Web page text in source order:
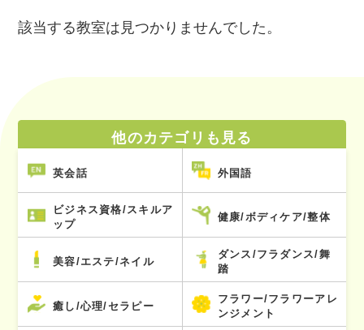
該当する教室は見つかりませんでした。
他のカテゴリも見る
英会話 外国語
ビジネス資格/スキルア
ップ
健康/ボディケア/整体
美容/エステ/ネイル
ダンス/フラダンス/舞
踏
癒し/心理/セラピー
フラワー/フラワーアレ
ンジメント